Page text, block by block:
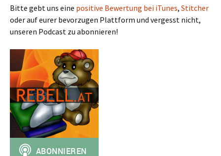
Bitte gebt uns eine positive Bewertung bei iTunes, Stitcher
oder auf eurer bevorzugen Plattform und vergesst nicht,
unseren Podcast zu abonnieren!